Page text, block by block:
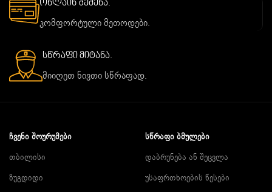
ონლაინ შეძენა.
კომფორტული მეთოდები.
სწრაფი მიტანა.
მიიღეთ ნივთი სწრაფად.
ᲩᲕᲔᲜᲘ ᲨᲝᲣᲠᲣᲛᲔᲑᲘ
თბილისი
ზუგდიდი
ᲡᲬᲠᲐᲤᲘ ᲑᲛᲣᲚᲔᲑᲘ
დაბრუნება ან შეცვლა
უსაფრთხოების წესები